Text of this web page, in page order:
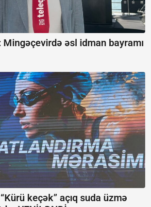
Mingəçevirdə əsl idman bayramı
keçək” açıq suda üzmə